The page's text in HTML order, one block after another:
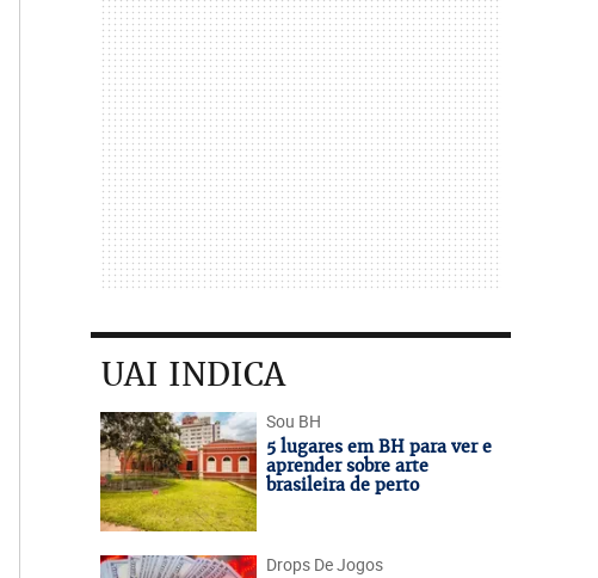
UAI INDICA
Sou BH
5 lugares em BH para ver e
aprender sobre arte
brasileira de perto
Drops De Jogos